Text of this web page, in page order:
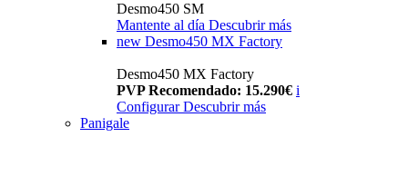
Desmo450 SM
Mantente al día Descubrir más
new Desmo450 MX Factory
Desmo450 MX Factory
PVP Recomendado: 15.290€ i
Configurar Descubrir más
Panigale